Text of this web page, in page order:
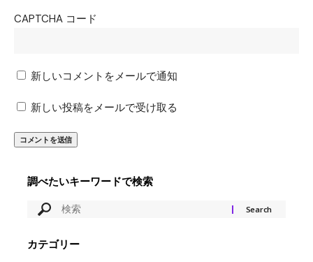
CAPTCHA コード
新しいコメントをメールで通知
新しい投稿をメールで受け取る
調べたいキーワードで検索
カテゴリー